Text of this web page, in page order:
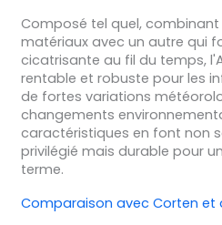
Composé tel quel,
matériaux avec un autre qui
cicatrisante au fil du temps,
rentable et robuste pour les
de fortes variations
changements
caractéristiques en font non
privilégié mais durable pour
terme.
Comparaison avec Corten et